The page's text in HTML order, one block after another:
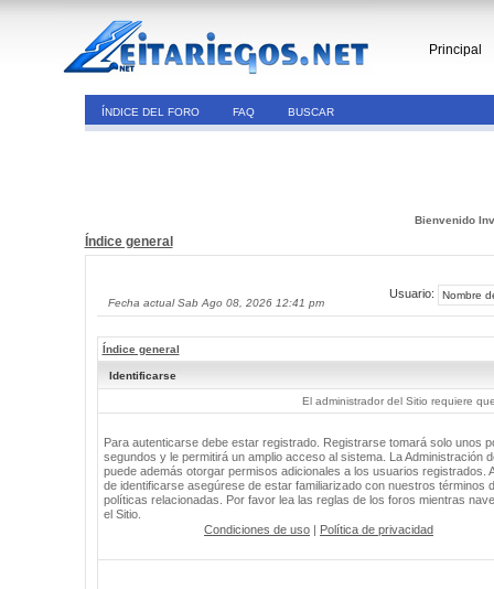
Principal
ÍNDICE DEL FORO FAQ BUSCAR
Bienvenido
Índice general
Fecha actual Sab Ago 08, 2026 12:41 pm
Usuario:
Índice general
Identificarse
El administrador del Sitio requiere
Para autenticarse debe estar registrado. Registrarse tomará solo unos
segundos y le permitirá un amplio acceso al sistema. La Administración
puede además otorgar permisos adicionales a los usuarios registrados.
de identificarse asegúrese de estar familiarizado con nuestros términos
políticas relacionadas. Por favor lea las reglas de los foros mientras
el Sitio.
Condiciones de uso | Política de privacidad